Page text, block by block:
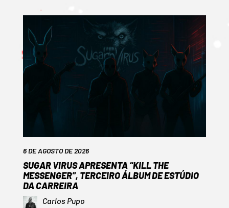
6 DE AGOSTO DE 2026
SUGAR VIRUS APRESENTA “KILL THE
MESSENGER”, TERCEIRO ÁLBUM DE ESTÚDIO
DA CARREIRA
Carlos Pupo